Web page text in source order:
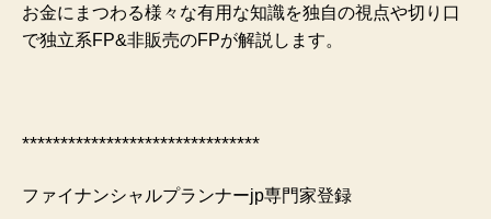
お金にまつわる様々な有用な知識を独自の視点や切り口
で独立系FP&非販売のFPが解説します。
*******************************
ファイナンシャルプランナーjp専門家登録